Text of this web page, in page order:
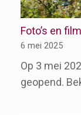
Foto’s en
6 mei 2025
Op 3 mei
geopend.